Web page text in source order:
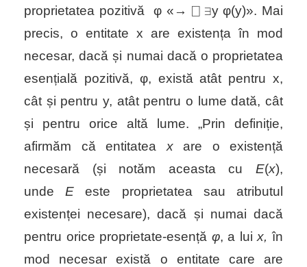
proprietatea pozitivăφ «→ ⎕ ∃yφ(y)». Mai
precis, o entitate x are existența în mod
necesar, dacă și numai dacă o proprietatea
esențială pozitivă, φ, există atât pentru x,
cât și pentru y, atât pentru o lume dată, cât
și pentru orice altă lume. „Prin definiție,
afirmăm că entitatea x are o existență
necesară (și notăm aceasta cu E(x),
undeEeste proprietatea sau atributul
existenței necesare), dacă și numai dacă
pentru orice proprietate-esență φ, a luix,în
mod necesar există o entitate care are